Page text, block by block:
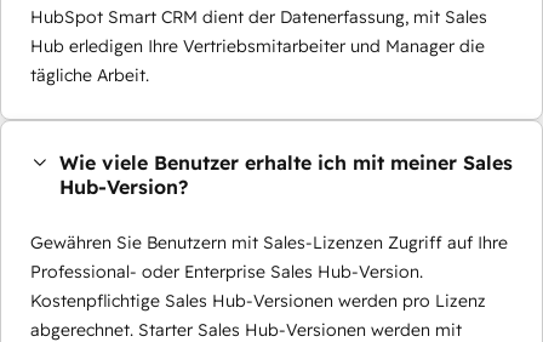
HubSpot Smart CRM dient der Datenerfassung, mit Sales
Hub erledigen Ihre Vertriebsmitarbeiter und Manager die
tägliche Arbeit.
Wie viele Benutzer erhalte ich mit meiner Sales
Hub-Version?
Gewähren Sie Benutzern mit Sales-Lizenzen Zugriff auf Ihre
Professional- oder Enterprise Sales Hub-Version.
Kostenpflichtige Sales Hub-Versionen werden pro Lizenz
abgerechnet. Starter Sales Hub-Versionen werden mit